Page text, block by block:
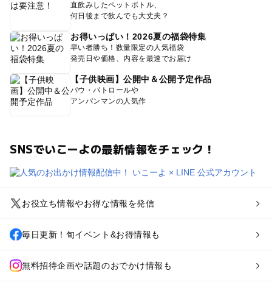
直飲みしたペットボトル、
何日後まで飲んでも大丈夫？
お得いっぱい！2026夏の福袋特集
早い者勝ち！数量限定の人気福袋
発売日や価格、内容を最速でお届け
【子供映画】公開中＆公開予定作品
パウ・パトロールや
アンパンマンの人気作
SNSでいこーよの最新情報をチェック！
お役立ち情報やお得な情報を発信
毎日更新！旬イベント&お得情報も
無料招待企画や話題のおでかけ情報も